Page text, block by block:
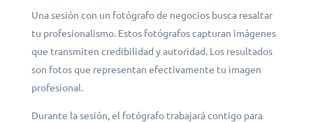
Una sesión con un fotógrafo de negocios busca resaltar
tu profesionalismo. Estos fotógrafos capturan imágenes
que transmiten credibilidad y autoridad. Los resultados
son fotos que representan efectivamente tu imagen
profesional.
Durante la sesión, el fotógrafo trabajará contigo para